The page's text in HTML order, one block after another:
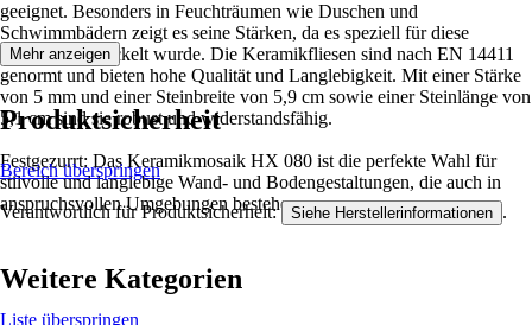
geeignet. Besonders in Feuchträumen wie Duschen und
Schwimmbädern zeigt es seine Stärken, da es speziell für diese
Bereiche entwickelt wurde. Die Keramikfliesen sind nach EN 14411
genormt und bieten hohe Qualität und Langlebigkeit. Mit einer Stärke
von 5 mm und einer Steinbreite von 5,9 cm sowie einer Steinlänge von
5,1 cm sind sie robust und widerstandsfähig.
Festgezurrt: Das Keramikmosaik HX 080 ist die perfekte Wahl für
stilvolle und langlebige Wand- und Bodengestaltungen, die auch in
anspruchsvollen Umgebungen bestehen.
Mehr anzeigen
Produktsicherheit
Bereich überspringen
Verantwortlich für Produktsicherheit: Siehe Herstellerinformationen .
Weitere Kategorien
Liste überspringen